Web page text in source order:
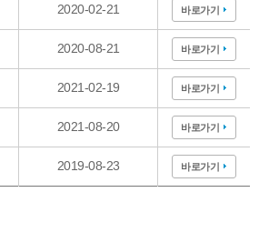
2020-02-21 바로가기
2020-08-21 바로가기
2021-02-19 바로가기
2021-08-20 바로가기
2019-08-23 바로가기